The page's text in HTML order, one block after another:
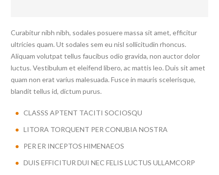
Curabitur nibh nibh, sodales posuere massa sit amet, efficitur
ultricies quam. Ut sodales sem eu nisl sollicitudin rhoncus.
Aliquam volutpat tellus faucibus odio gravida, non auctor dolor
luctus. Vestibulum et eleifend libero, ac mattis leo. Duis sit amet
quam non erat varius malesuada. Fusce in mauris scelerisque,
blandit tellus id, dictum purus.
CLASSS APTENT TACITI SOCIOSQU
LITORA TORQUENT PER CONUBIA NOSTRA
PER ER INCEPTOS HIMENAEOS
DUIS EFFICITUR DUI NEC FELIS LUCTUS ULLAMCORP